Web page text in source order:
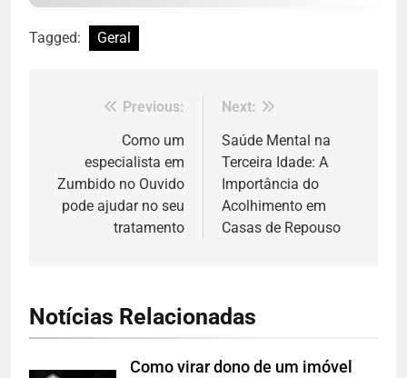
Tagged: Geral
Navegação
Post
Previous:
Como um
especialista em
Zumbido no Ouvido
pode ajudar no seu
tratamento
Next:
Saúde Mental na
Terceira Idade: A
Importância do
Acolhimento em
Casas de Repouso
Notícias Relacionadas
Como virar dono de um imóvel